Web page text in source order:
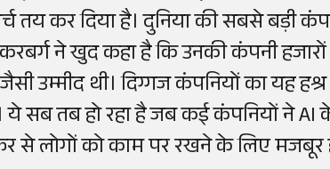
तय कर दिया है। दुनिया की सबसे बड़ी
ने खुद कहा है कि उनकी कंपनी
उम्मीद थी। दिग्गज कंपनियों का यह
ये सब तब हो रहा है जब कई कंपनियों ने
से लोगों को काम पर रखने के लिए मजबूर